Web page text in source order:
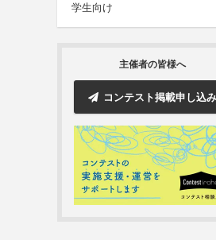
学生向け
主催者の皆様へ
コンテスト掲載申し込み